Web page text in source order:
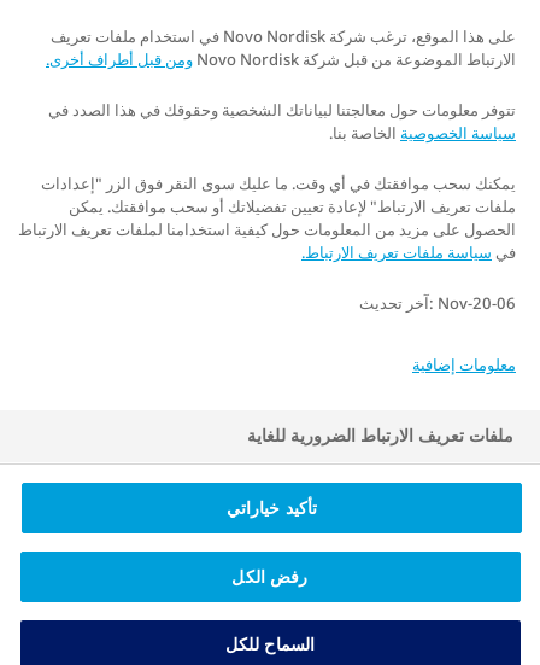
Privacy Policy And Legal Disclaimer
Contact Us
NovoCare is a trademark owned by Novo Nordisk A/S
2025 © Novo Nordisk A/S, Novo Allé, DK-2880 Bagsværd,
Denmark HQ25OB00085
على هذا الموقع، ترغب شركة Novo Nordisk في استخدام ملفات تعريف
الارتباط الموضوعة من قبل شركة Novo Nordisk
ومن قبل أطراف أخرى.
تتوفر معلومات حول معالجتنا لبياناتك الشخصية وحقوقك في هذا الصدد في
سياسة الخصوصية الخاصة بنا.
يمكنك سحب موافقتك في أي وقت. ما عليك سوى النقر فوق الزر "إعدادات
ملفات تعريف الارتباط" لإعادة تعيين تفضيلاتك أو سحب موافقتك. يمكن
الحصول على مزيد من المعلومات حول كيفية استخدامنا لملفات تعريف الارتباط
في سياسة ملفات تعريف الارتباط.
06-Nov-20 :آخر تحديث
معلومات إضافية
ملفات تعريف الارتباط الضرورية للغاية
ملفات تعريف الارتباط الخاصة بالأداء
تأكيد خياراتي
رفض الكل
السماح للكل